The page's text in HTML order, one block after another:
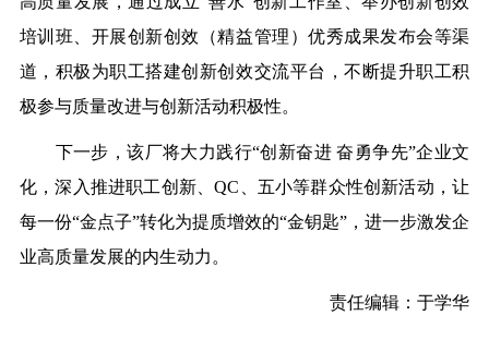
培训班、开展创新创效（精益管理）优秀成果发布会等渠
道，积极为职工搭建创新创效交流平台，不断提升职工积
极参与质量改进与创新活动积极性。
下一步，该厂将大力践行“创新奋进 奋勇争先”企业文
化，深入推进职工创新、QC、五小等群众性创新活动，让
每一份“金点子”转化为提质增效的“金钥匙”，进一步激发企
业高质量发展的内生动力。
责任编辑：于学华